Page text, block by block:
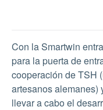
Con la Smartwin
para la puerta de
cooperación de TSH
artesanos alemanes)
llevar a cabo el